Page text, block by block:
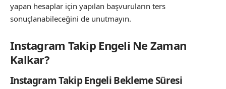
yapan hesaplar için yapılan başvuruların ters
sonuçlanabileceğini de unutmayın.
Instagram Takip Engeli Ne Zaman
Kalkar?
Instagram Takip Engeli Bekleme Süresi